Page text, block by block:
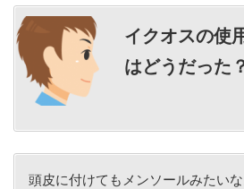
イクオスの使
はどうだった
頭皮に付けてもメンソールみたい